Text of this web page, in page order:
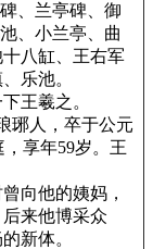
、兰亭碑、御
、小兰亭、曲
八缸、王右军
乐池。
王羲之。
琊人，卒于公元
享年59岁。王
向他的姨妈，
来他博采众
新体。